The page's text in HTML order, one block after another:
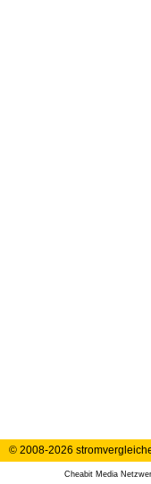
© 2008-2026
Cheabit Media